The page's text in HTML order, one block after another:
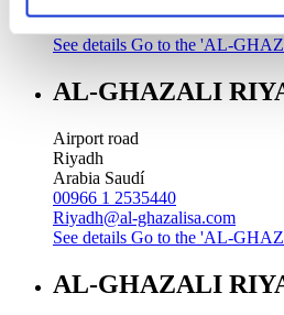
See details Go to the 'AL-
AL-GHAZALI
Airport road
Riyadh
Arabia Saudí
00966 1 2535440
Riyadh@al-ghazalisa.com
See details Go to the 'AL-
AL-GHAZALI